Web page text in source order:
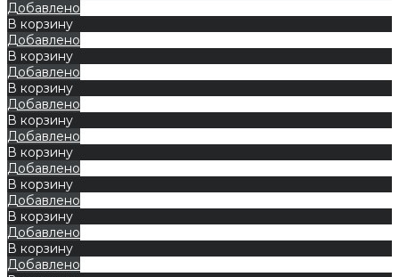
Добавлено
В корзину
Добавлено
В корзину
Добавлено
В корзину
Добавлено
В корзину
Добавлено
В корзину
Добавлено
В корзину
Добавлено
В корзину
Добавлено
В корзину
Добавлено